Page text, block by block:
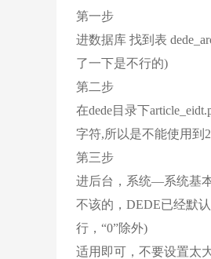
第一步
进数据库 找到表
了一下是不行的)
第二步
在dede目录下
字符,所以是不能使用到
第三步
进后台，系统—系统基
不该的，DEDE已经默
行，“0”除外)
适用即可，不要设置太